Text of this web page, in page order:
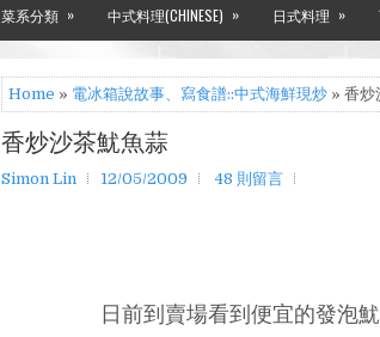
菜系分類 » 中式料理(CHINESE) » 日式料理 »
Home » 電冰箱說故事、寫食譜::中式海鮮現炒 » 香炒
香炒沙茶魷魚蒜
Simon Lin 12/05/2009 48 則留言
日前到賣場看到便宜的發泡